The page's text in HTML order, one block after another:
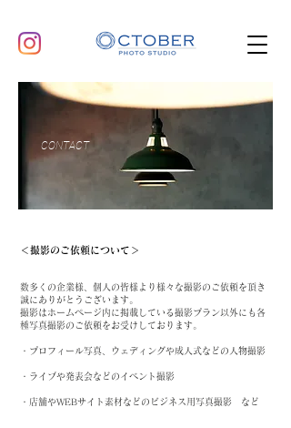
CONTACT
​＜撮影のご依頼について＞
数多くの企業様、個人の皆様より様々な撮影のご依頼を頂き
誠にありがとうございます。
​撮影はホームページ内に掲載している撮影プラン以外にも各
種写真撮影のご依頼をお受けしております。​
・プロフィール写真、ウェディングや成人式などの人物撮影
・ライブや発表会などのイベント撮影
・店舗やWEBサイト素材などのビジネス用写真撮影 など